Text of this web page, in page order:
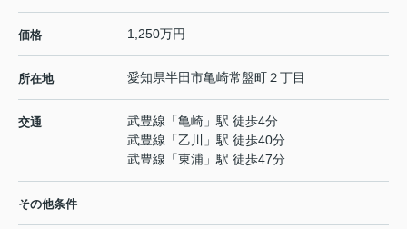
価格 1,250万円
所在地 愛知県半田市亀崎常盤町２丁目
交通 武豊線 「亀崎 」駅 徒歩4分
武豊線 「乙川
」駅 徒歩40分
武豊線 「東浦 」駅 徒歩47分
その他条件